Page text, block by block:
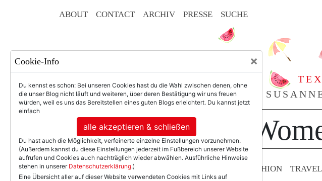
ABOUT CONTACT ARCHIV PRESSE SUCHE
For
BEAUTY & FASHION TRAVEL
Cookie-Info ×
Du kennst es schon: Bei unseren Cookies hast du die Wahl zwischen denen, ohne
die unser Blog nicht läuft und weiteren, über deren Bestätigung wir uns freuen
würden, weil es uns das Bereitstellen eines guten Blogs erleichtert. Du kannst jetzt
einfach
alle akzeptieren & schließen
Du hast auch die Möglichkeit, verfeinerte einzelne Einstellungen vorzunehmen.
(Außerdem kannst du diese Einstellungen jederzeit im Fußbereich unserer Website
aufrufen und Cookies auch nachträglich wieder abwählen. Ausführliche Hinweise
stehen in unserer Datenschutzerklärung.)
Eine Übersicht aller auf dieser Website verwendeten Cookies mit Links auf